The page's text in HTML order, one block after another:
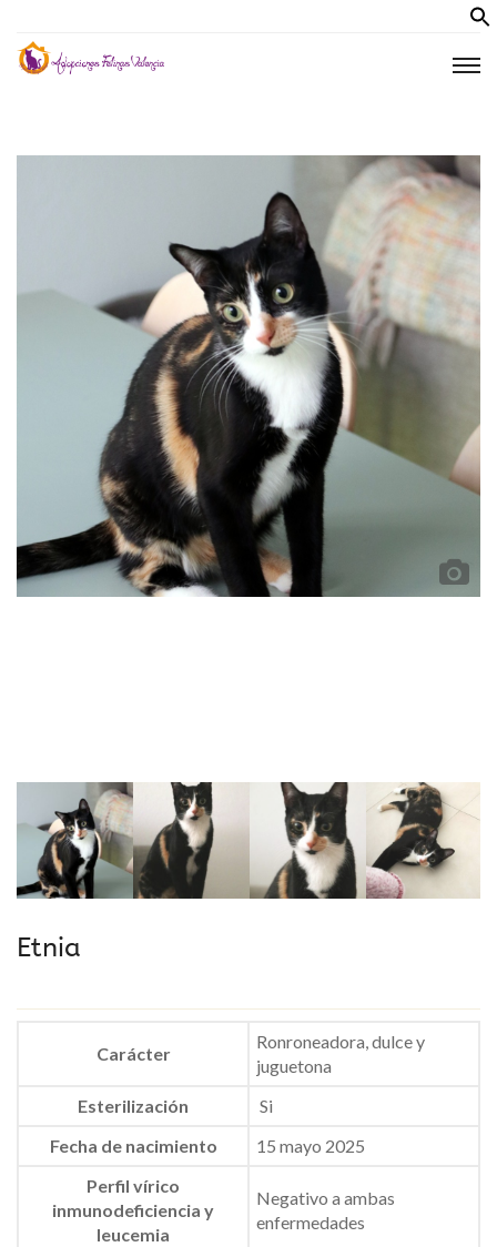
Antes de Adoptar
Colabora Blog Revista
Etnia
Carácter
Ronroneadora, dulce y
juguetona
Esterilización
Si
Fecha de nacimiento
15 mayo 2025
Perfil vírico
inmunodeficiencia y
leucemia
Negativo a ambas
enfermedades